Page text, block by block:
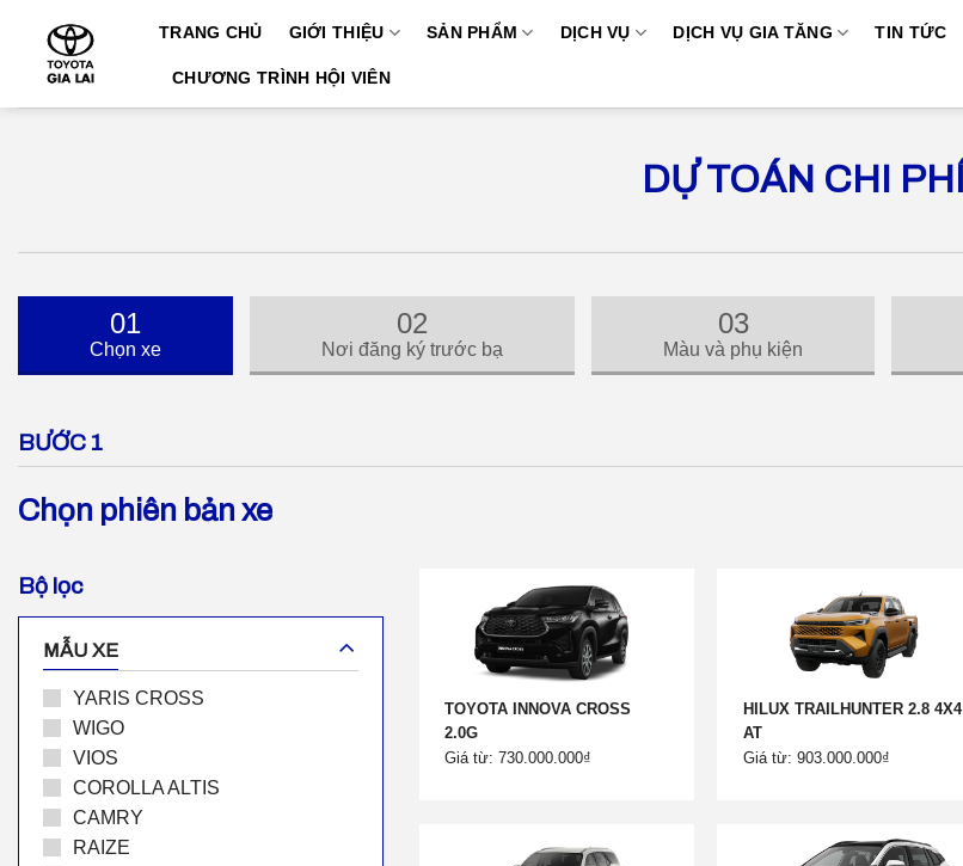
content
TRANG CHỦ GIỚI THIỆU SẢN PHẨM DỊCH VỤ DỊCH VỤ GIA TĂNG TIN TỨC
CHƯƠNG TRÌNH HỘI VIÊN
DỰ TOÁN CHI PHÍ
01
Chọn xe
02
Nơi đăng ký trước bạ
03
Màu và phụ kiện
BƯỚC 1
Chọn phiên bản xe
Bộ lọc
MẪU XE
YARIS CROSS
WIGO
VIOS
COROLLA ALTIS
CAMRY
RAIZE
TOYOTA INNOVA CROSS
2.0G
Giá từ: 730.000.000₫
HILUX TRAILHUNTER 2.8 4X4
AT
Giá từ: 903.000.000₫